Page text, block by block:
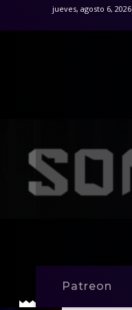
jueves, agosto 6, 2026
Patreon